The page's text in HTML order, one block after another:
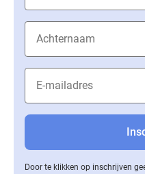
Door te klikken op inschrijven